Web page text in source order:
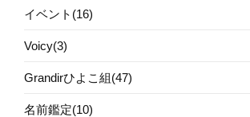
イベント(16)
Voicy(3)
Grandirひよこ組(47)
名前鑑定(10)